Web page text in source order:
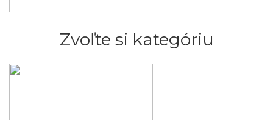
Zvoľte si kategóriu